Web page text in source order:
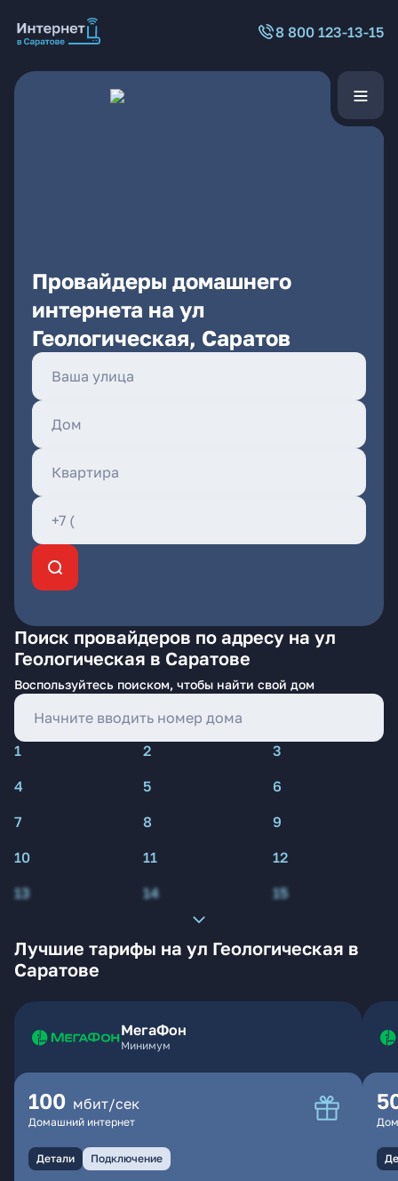
8 800 123-13-15
Провайдеры домашнего
интернета на ул
Геологическая, Саратов
Поиск провайдеров по адресу на ул
Геологическая в Саратове
Воспользуйтесь поиском, чтобы найти свой дом
1 2
3
4
5
6
7
8
9
10
11
12
13
14 15
Лучшие тарифы на ул Геологическая в
Саратове
МегаФон
Минимум
100 мбит/сек
Домашний интернет
Детали Подключение